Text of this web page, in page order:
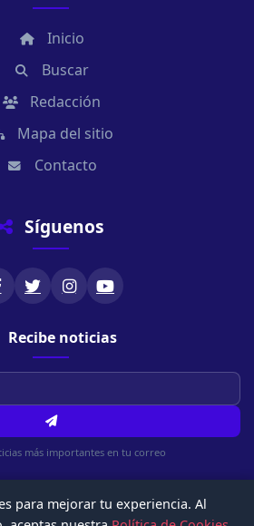
Inicio
Buscar
Redacción
Mapa del sitio
Contacto
Síguenos
Recibe noticias
más importantes en tu correo
para mejorar tu experiencia. Al